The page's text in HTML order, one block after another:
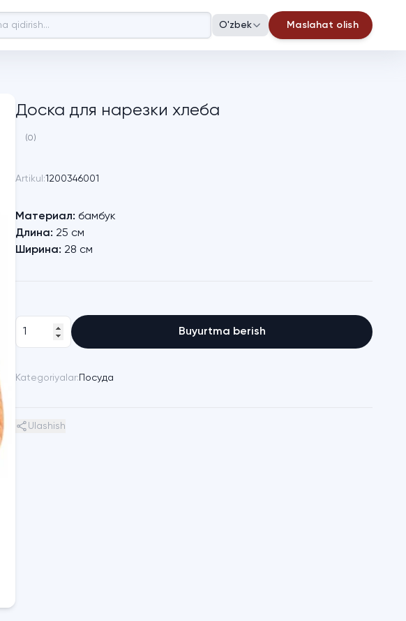
O'zbek Maslahat olish
Доска для нарезки хлеба
(0)
Artikul:1200346001
Материал: бамбук
Длина: 25 см
Ширина: 28 см
Buyurtma berish
Kategoriyalar: Посуда
Ulashish